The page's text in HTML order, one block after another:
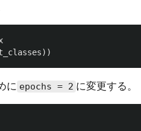
))
に epochs = 2 に変更する。